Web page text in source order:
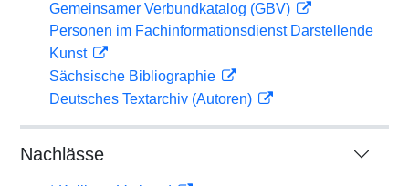
Gemeinsamer Verbundkatalog (GBV)
Personen im Fachinformationsdienst Darstellende
Kunst
Sächsische Bibliographie
Deutsches Textarchiv (Autoren)
Nachlässe